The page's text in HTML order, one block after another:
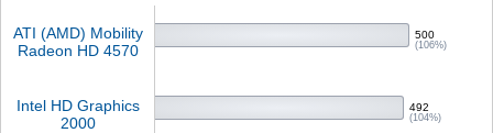
ATI (AMD) Mobility
Radeon HD 4570
500
(106%)
Intel HD Graphics
2000
492
(104%)